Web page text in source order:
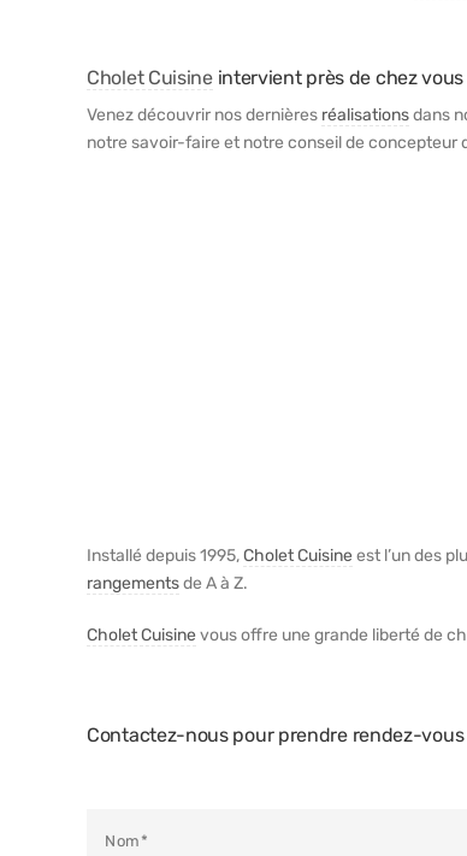
Cholet Cuisineintervient près de chez vous
Venez découvrir nos dernières réalisationsdans
notre savoir-faire et notre conseil de concepteur
Installé depuis 1995,Cholet Cuisine est l’un des
rangementsde A à Z.
Cholet Cuisine vous offre une grande liberté de
Contactez-nous pour prendre rendez-